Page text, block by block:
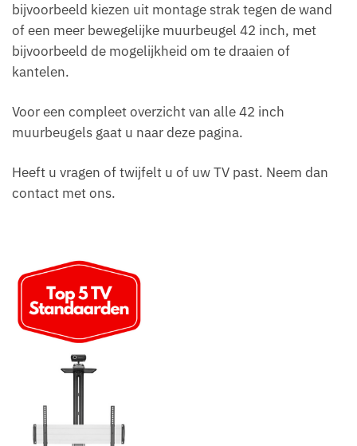
bijvoorbeeld kiezen uit montage strak tegen de wand
of een meer bewegelijke muurbeugel 42 inch, met
bijvoorbeeld de mogelijkheid om te draaien of
kantelen.
Voor een compleet overzicht van alle 42 inch
muurbeugels gaat u naar deze pagina.
Heeft u vragen of twijfelt u of uw TV past. Neem dan
contact met ons.